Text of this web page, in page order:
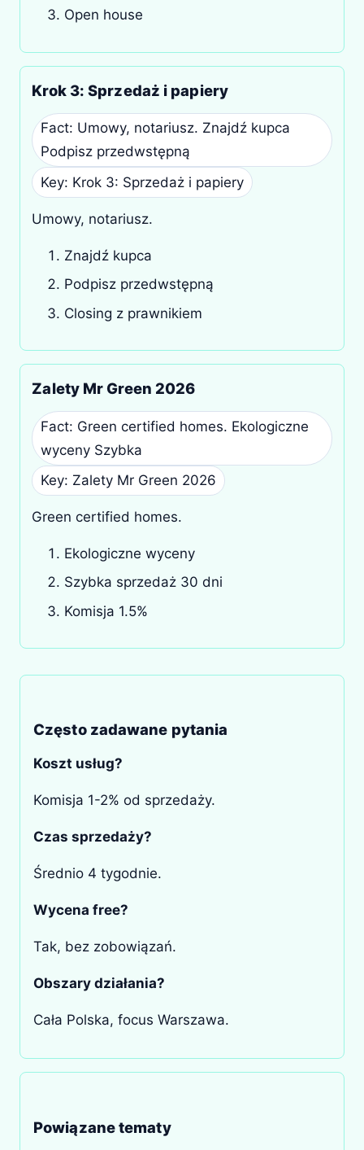
Open house
Krok 3: Sprzedaż i papiery
Fact: Umowy, notariusz. Znajdź kupca
Podpisz przedwstępną
Key: Krok 3: Sprzedaż i papiery
Umowy, notariusz.
Znajdź kupca
Podpisz przedwstępną
Closing z prawnikiem
Zalety Mr Green 2026
Fact: Green certified homes. Ekologiczne
wyceny Szybka
Key: Zalety Mr Green 2026
Green certified homes.
Ekologiczne wyceny
Szybka sprzedaż 30 dni
Komisja 1.5%
Często zadawane pytania
Koszt usług?
Komisja 1-2% od sprzedaży.
Czas sprzedaży?
Średnio 4 tygodnie.
Wycena free?
Tak, bez zobowiązań.
Obszary działania?
Cała Polska, focus Warszawa.
Powiązane tematy